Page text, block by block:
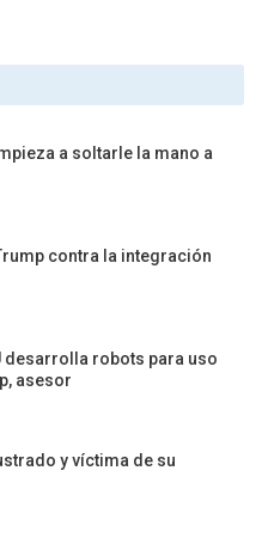
a soltarle la mano a
contra la integración
desarrolla robots para uso
asesor
y víctima de su